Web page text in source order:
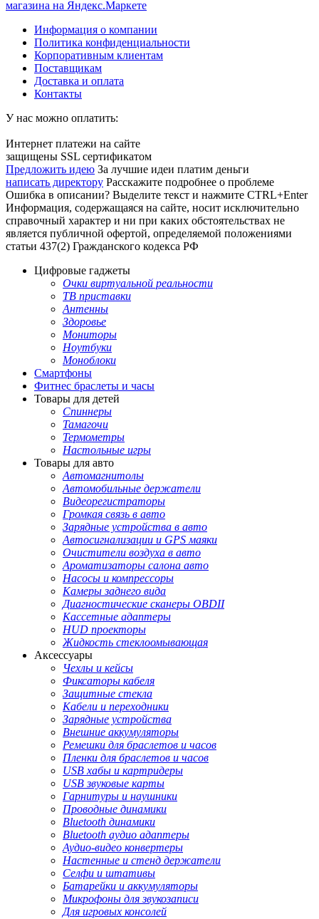
Информация о компании
Политика конфиденциальности
Корпоративным клиентам
Поставщикам
Доставка и оплата
Контакты
У нас можно оплатить:
Интернет платежи на сайте
защищены SSL сертификатом
Предложить идею За лучшие идеи платим деньги
написать директору Расскажите подробнее о проблеме
Ошибка в описании? Выделите текст и нажмите CTRL+Enter
Информация, содержащаяся на сайте, носит исключительно
справочный характер и ни при каких обстоятельствах не
является публичной офертой, определяемой положениями
статьи 437(2) Гражданского кодекса РФ
Цифровые гаджеты
Очки виртуальной реальности
ТВ приставки
Антенны
Здоровье
Мониторы
Ноутбуки
Моноблоки
Смартфоны
Фитнес браслеты и часы
Товары для детей
Спиннеры
Тамагочи
Термометры
Настольные игры
Товары для авто
Автомагнитолы
Автомобильные держатели
Видеорегистраторы
Громкая связь в авто
Зарядные устройства в авто
Автосигнализации и GPS маяки
Очистители воздуха в авто
Ароматизаторы салона авто
Насосы и компрессоры
Камеры заднего вида
Диагностические сканеры OBDII
Кассетные адаптеры
HUD проекторы
Жидкость стеклоомывающая
Аксессуары
Чехлы и кейсы
Фиксаторы кабеля
Защитные стекла
Кабели и переходники
Зарядные устройства
Внешние аккумуляторы
Ремешки для браслетов и часов
Пленки для браслетов и часов
USB хабы и картридеры
USB звуковые карты
Гарнитуры и наушники
Проводные динамики
Bluetooth динамики
Bluetooth аудио адаптеры
Аудио-видео конвертеры
Настенные и стенд держатели
Селфи и штативы
Батарейки и аккумуляторы
Микрофоны для звукозаписи
Для игровых консолей